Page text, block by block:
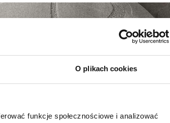
O plikach cookies
funkcje społecznościowe i analizować